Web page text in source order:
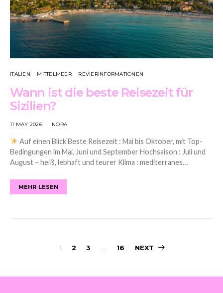
ITALIEN MITTELMEER REVIERINFORMATIONEN
Wann ist die beste Reisezeit für
Sizilien?
11 MAY 2026 NORA
Auf einen Blick Beste Reisezeit : Mai bis Oktober, mit Top-
Bedingungen im Mai, Juni und September Hochsaison : Juli und
August – heiß, lebhaft und teurer Klima : mediterranes…
MEHR LESEN
Posts
1 2 3 … 16 NEXT